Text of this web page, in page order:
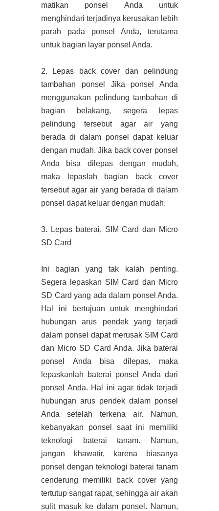
matikan ponsel Anda untuk
menghindari terjadinya kerusakan lebih
parah pada ponsel Anda, terutama
untuk bagian layar ponsel Anda.
2. Lepas back cover dan pelindung
tambahan ponsel Jika ponsel Anda
menggunakan pelindung tambahan di
bagian belakang, segera lepas
pelindung tersebut agar air yang
berada di dalam ponsel dapat keluar
dengan mudah. Jika back cover ponsel
Anda bisa dilepas dengan mudah,
maka lepaslah bagian back cover
tersebut agar air yang berada di dalam
ponsel dapat keluar dengan mudah.
3. Lepas baterai, SIM Card dan Micro
SD Card
Ini bagian yang tak kalah penting.
Segera lepaskan SIM Card dan Micro
SD Card yang ada dalam ponsel Anda.
Hal ini bertujuan untuk menghindari
hubungan arus pendek yang terjadi
dalam ponsel dapat merusak SIM Card
dan Micro SD Card Anda. Jika baterai
ponsel Anda bisa dilepas, maka
lepaskanlah baterai ponsel Anda dari
ponsel Anda. Hal ini agar tidak terjadi
hubungan arus pendek dalam ponsel
Anda setelah terkena air. Namun,
kebanyakan ponsel saat ini memiliki
teknologi baterai tanam. Namun,
jangan khawatir, karena biasanya
ponsel dengan teknologi baterai tanam
cenderung memiliki back cover yang
tertutup sangat rapat, sehingga air akan
sulit masuk ke dalam ponsel. Namun,